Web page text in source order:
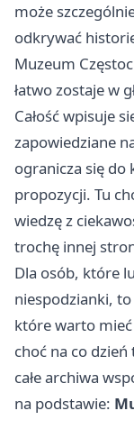
może
odkrywać
Muzeum
łatwo zostaje w
Całość wpisuje
zapowiedziane
ogranicza się do
propozycji. Tu
wiedzę z
trochę innej
Dla osób, które
niespodzianki,
które warto mieć
choć na co
całe archiwa
na podstawie: